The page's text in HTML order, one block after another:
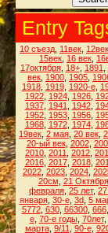
Entry
10 съезд 11век 12век
15век 16 век
17октября, 18+, 1891
век 1900 1905
1918, 1919, 1920-е,
1922, 1924, 1926,
1937, 1941 1942,
1952, 1953, 1956,
1968, 1972, 1974,
19век 2 мая 20 век
20-ый век, 2002,
2010 2011 2012
2016, 2017, 2018,
2022 2023 2024
20см 21 Октября
февраля 25 лет,
января, 30-е, 3d, 5
5772, 630, 66300, 666,
е, 70-е годы, 70лет,
марта, 9/11 90-е,